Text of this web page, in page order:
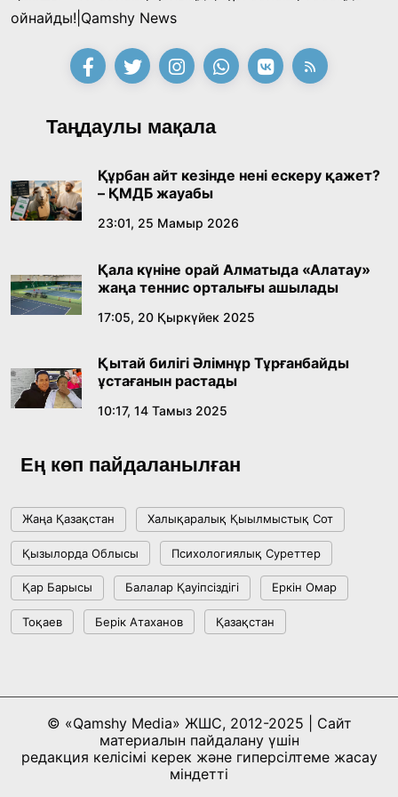
«Тектілер ту көтереді» байқауы өз
18:39, 23 Шілде 2026
Қонаев қаласының әкімі «Славян базары»
байқауының жеңімпазы Ақерке Амалятты
16:27, 23 Шілде 2026
Қазақ тіліндегі «құт» концептісінің
09:21, 21 Шілде 2026
Абайдың адам тәрбиесі туралы
18:59, 20 Шілде 2026
ме, әлде бәсекелесі ме?
Ұлттық архивтің ашылғанына 20 жыл: негізгі
жетістіктері мен даму бағыты
17:09, 20 Шілде 2026
18:22, 17 Шілде 2026
АЛТЫН ОРДА ТАРИХЫН ОҚЫТУДЫҢ
ИННОВАЦИЯЛЫҚ ТӘСІЛДЕРІ ЕНГІЗІЛЕДІ
ойнайды!|Qamshy News
Таңдаулы мақала
Құрбан айт кезінде нені ескеру қажет?
– ҚМДБ жауабы
23:01, 25 Мамыр 2026
Қала күніне орай Алматыда «Алатау»
жаңа теннис орталығы ашылады
17:05, 20 Қыркүйек 2025
Қытай билігі Әлімнұр Тұрғанбайды
ұстағанын растады
10:17, 14 Тамыз 2025
Ең көп пайдаланылған
Жаңа Қазақстан Халықаралық Қыылмыстық Сот
Қызылорда Облысы Психологиялық Суреттер
Қар Барысы Балалар Қауіпсіздігі Еркін Омар
Тоқаев Берік Атаханов Қазақстан
© «Qamshy Media» ЖШС, 2012-2025 | Сайт
материалын пайдалану үшін
редакция келісімі керек және гиперсілтеме жасау
міндетті